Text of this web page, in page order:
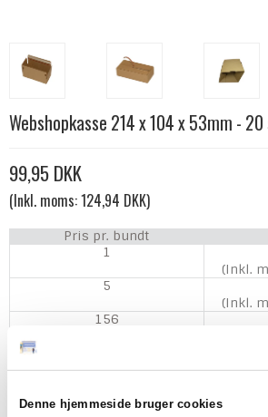
Denne hjemmeside bruger cookies
Webshopkasse 214 x 104 x 53mm -
99,95 DKK
(Inkl. moms: 124,94 DKK)
Pris pr. bundt
1
(Inkl.
5
(Inkl.
156
(Inkl.